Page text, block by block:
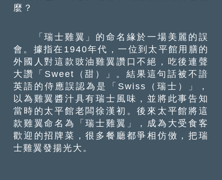
麼？
「瑞士雞翼」的命名緣於一場美麗的誤
會。據指在1940年代，一位到太平館用膳的
外國人對這款豉油雞翼讚口不絕，吃後連聲
大讚「Sweet（甜）」。結果這句話被不諳
英語的侍應誤認為是「Swiss（瑞士）」，
以為雞翼醬汁具有瑞士風味，並將此事告知
當時的太平館老闆徐漢初。後來太平館將這
款雞翼命名為「瑞士雞翼」，成為大受食客
歡迎的招牌菜，很多餐廳都爭相仿傚，把瑞
士雞翼發揚光大。